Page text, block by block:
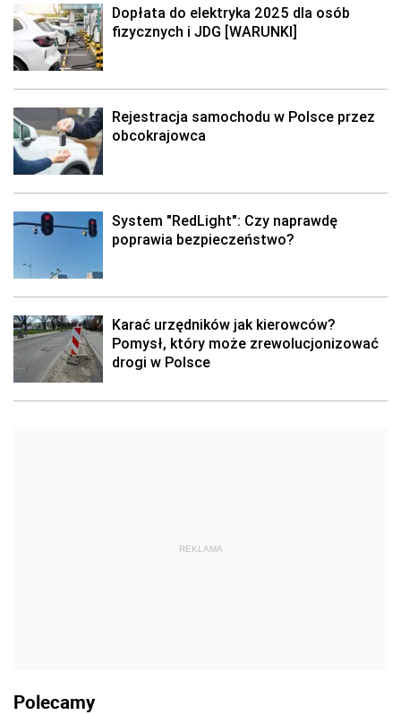
Dopłata do elektryka 2025 dla osób
fizycznych i JDG [WARUNKI]
Rejestracja samochodu w Polsce przez
obcokrajowca
System "RedLight": Czy naprawdę
poprawia bezpieczeństwo?
Karać urzędników jak kierowców?
Pomysł, który może zrewolucjonizować
drogi w Polsce
REKLAMA
Polecamy